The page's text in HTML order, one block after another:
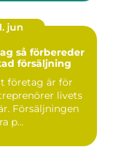
jun
försäljning
företag är för
livets
Försäljningen
p...